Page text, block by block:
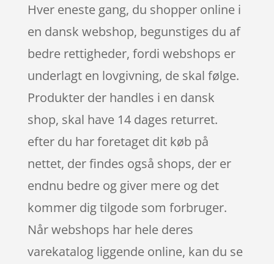
Hver eneste gang, du shopper online i
en dansk webshop, begunstiges du af
bedre rettigheder, fordi webshops er
underlagt en lovgivning, de skal følge.
Produkter der handles i en dansk
shop, skal have 14 dages returret.
efter du har foretaget dit køb på
nettet, der findes også shops, der er
endnu bedre og giver mere og det
kommer dig tilgode som forbruger.
Når webshops har hele deres
varekatalog liggende online, kan du se